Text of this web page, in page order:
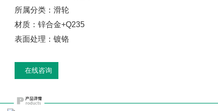
所属分类：滑轮
材质：锌合金+Q235
表面处理：镀铬
在线咨询